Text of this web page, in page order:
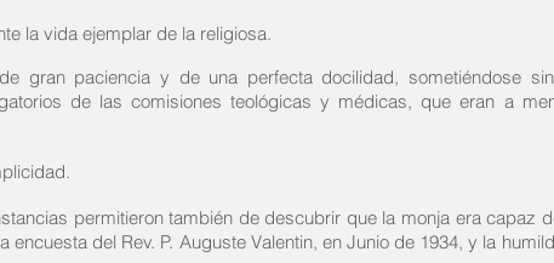
la vida ejemplar de la religiosa.
gran paciencia y de una perfecta docilidad, sometiéndose
de las comisiones teológicas y médicas, que eran a
permitieron también de descubrir que la monja era capaz
del Rev. P. Auguste Valentin, en Junio de 1934, y la